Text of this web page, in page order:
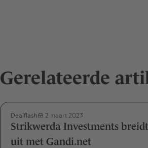
Gerelateerde
Dealflash 2 maart 2023
Strikwerda Investments breidt
uit met Gandi.net